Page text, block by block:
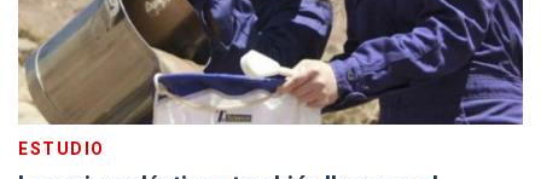
ESTUDIO